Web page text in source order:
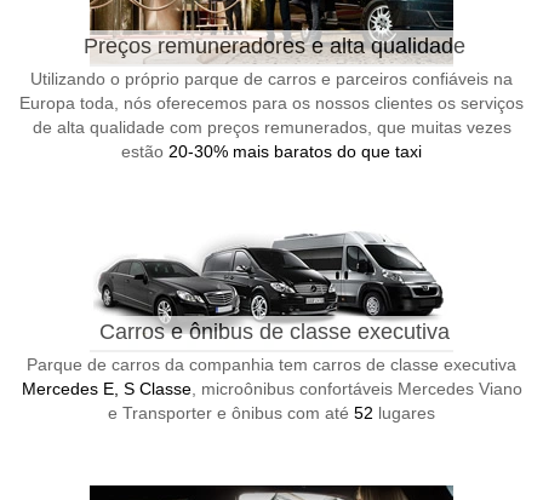
Preços remuneradores e alta qualidade
Utilizando o próprio parque de carros e parceiros confiáveis na
Europa toda, nós oferecemos para os nossos clientes os serviços
de alta qualidade com preços remunerados, que muitas vezes
estão 20-30% mais baratos do que taxi
Carros e ônibus de classe executiva
Parque de carros da companhia tem carros de classe executiva
Mercedes E, S Classe, microônibus confortáveis Mercedes Viano
e Transporter e ônibus com até 52 lugares